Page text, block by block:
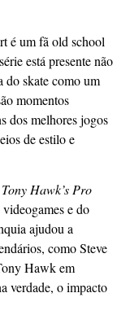
é um fã old school
está presente não
do skate como um
momentos
dos melhores jogos
de estilo e
Tony Hawk’s Pro
e do
ajudou a
como Steve
Hawk em
verdade, o impacto